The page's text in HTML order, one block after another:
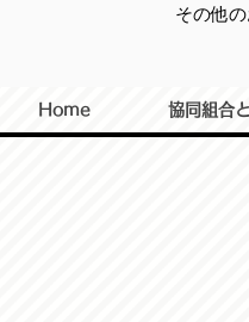
その他
Home 協同組合